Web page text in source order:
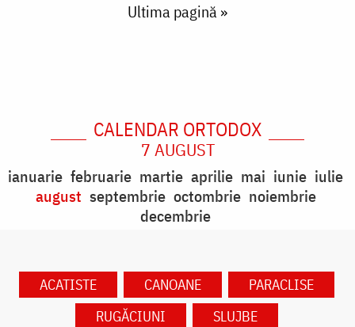
Last page
Ultima pagină »
CALENDAR ORTODOX
7 AUGUST
ianuarie februarie martie aprilie mai iunie iulie
august septembrie octombrie noiembrie
decembrie
ACATISTE CANOANE
PARACLISE
RUGĂCIUNI
SLUJBE